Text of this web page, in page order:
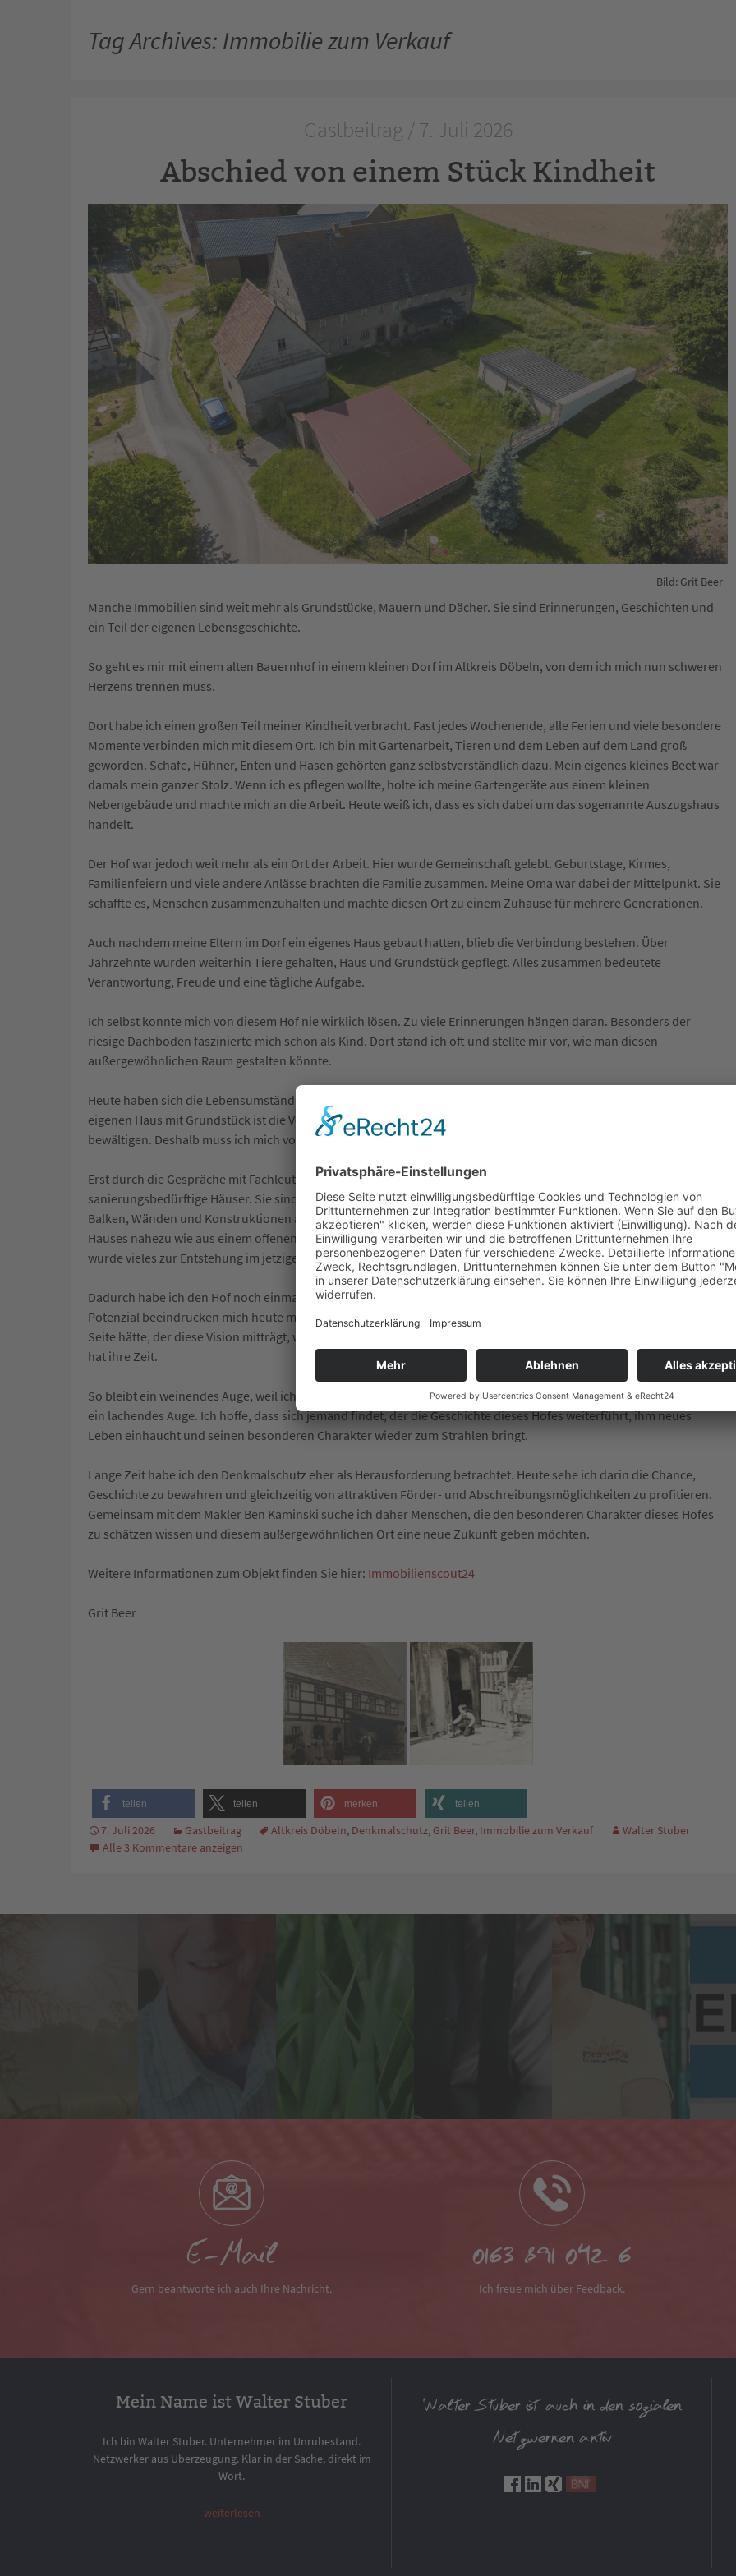
Tag Archives: Immobilie zum Verkauf
Gastbeitrag / 7. Juli 2026
Abschied von einem Stück Kindheit
Bild: Grit Beer
Manche Immobilien sind weit mehr als Grundstücke, Mauern und Dächer. Sie sind Erinnerungen, Geschichten und
ein Teil der eigenen Lebensgeschichte.
So geht es mir mit einem alten Bauernhof in einem kleinen Dorf im Altkreis Döbeln, von dem ich mich nun schweren
Herzens trennen muss.
Dort habe ich einen großen Teil meiner Kindheit verbracht. Fast jedes Wochenende, alle Ferien und viele besondere
Momente verbinden mich mit diesem Ort. Ich bin mit Gartenarbeit, Tieren und dem Leben auf dem Land groß
geworden. Schafe, Hühner, Enten und Hasen gehörten ganz selbstverständlich dazu. Mein eigenes kleines Beet war
damals mein ganzer Stolz. Wenn ich es pflegen wollte, holte ich meine Gartengeräte aus einem kleinen
Nebengebäude und machte mich an die Arbeit. Heute weiß ich, dass es sich dabei um das sogenannte Auszugshaus
handelt.
Der Hof war jedoch weit mehr als ein Ort der Arbeit. Hier wurde Gemeinschaft gelebt. Geburtstage, Kirmes,
Familienfeiern und viele andere Anlässe brachten die Familie zusammen. Meine Oma war dabei der Mittelpunkt. Sie
schaffte es, Menschen zusammenzuhalten und machte diesen Ort zu einem Zuhause für mehrere Generationen.
Auch nachdem meine Eltern im Dorf ein eigenes Haus gebaut hatten, blieb die Verbindung bestehen. Über
Jahrzehnte wurden weiterhin Tiere gehalten, Haus und Grundstück gepflegt. Alles zusammen bedeutete
Verantwortung, Freude und eine tägliche Aufgabe.
Ich selbst konnte mich von diesem Hof nie wirklich lösen. Zu viele Erinnerungen hängen daran. Besonders der
riesige Dachboden faszinierte mich schon als Kind. Dort stand ich oft und stellte mir vor, wie man diesen
außergewöhnlichen Raum gestalten könnte.
Heute haben sich die Lebensumstände verändert. Meine Eltern sind inzwischen pflegebedürftig, und neben meinem
eigenen Haus mit Grundstück ist die Verantwortung für insgesamt drei Anwesen dauerhaft nicht mehr zu
bewältigen. Deshalb muss ich mich von diesem besonderen Ort verabschieden.
Erst durch die Gespräche mit Fachleuten wurde mir bewusst, dass diese alten Gebäude viel mehr sind als
sanierungsbedürftige Häuser. Sie sind Zeitzeugen. Die Spuren früherer Generationen sind noch heute in den
Balken, Wänden und Konstruktionen ablesbar. Es war faszinierend zu erleben, wie Experten die Geschichte eines
Hauses nahezu wie aus einem offenen Buch lesen können. Auch bei der Einsicht der alten Bauakten im Kreisarchiv
wurde vieles zur Entstehung im jetzigen Zustand klarer.
Dadurch habe ich den Hof noch einmal mit anderen Augen gesehen. Sein Charakter, seine Geschichte und sein
Potenzial beeindrucken mich heute mehr denn je. Wenn ich dreißig Jahre jünger wäre und jemanden an meiner
Seite hätte, der diese Vision mitträgt, würde ich dieses Projekt vermutlich selbst angehen. Doch jede Lebensphase
hat ihre Zeit.
So bleibt ein weinendes Auge, weil ich mich von einem Stück Kindheit verabschiede. Gleichzeitig gibt es aber auch
ein lachendes Auge. Ich hoffe, dass sich jemand findet, der die Geschichte dieses Hofes weiterführt, ihm neues
Leben einhaucht und seinen besonderen Charakter wieder zum Strahlen bringt.
Lange Zeit habe ich den Denkmalschutz eher als Herausforderung betrachtet. Heute sehe ich darin die Chance,
Geschichte zu bewahren und gleichzeitig von attraktiven Förder- und Abschreibungsmöglichkeiten zu profitieren.
Gemeinsam mit dem Makler Ben Kaminski suche ich daher Menschen, die den besonderen Charakter dieses Hofes
zu schätzen wissen und diesem außergewöhnlichen Ort eine neue Zukunft geben möchten.
Weitere Informationen zum Objekt finden Sie hier: Immobilienscout24
Grit Beer
teilen teilen merken teilen
7. Juli 2026 Gastbeitrag Altkreis Döbeln, Denkmalschutz, Grit Beer, Immobilie zum Verkauf
Walter Stuber
Alle 3 Kommentare anzeigen
E-Mail
Gern beantworte ich auch Ihre Nachricht.
0163 891 042 6
Ich freue mich über Feedback.
Mein Name ist Walter Stuber
Ich bin Walter Stuber. Unternehmer im Unruhestand.
Netzwerker aus Überzeugung. Klar in der Sache, direkt im
Wort.
weiterlesen
Walter Stuber ist auch in den sozialen
Netzwerken aktiv